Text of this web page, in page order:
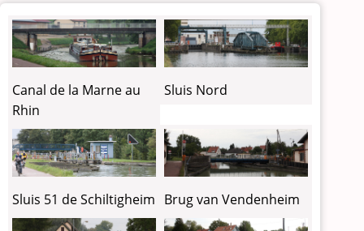
Canal de la Marne au
Rhin
Sluis Nord
Sluis 51 de Schiltigheim Brug van Vendenheim